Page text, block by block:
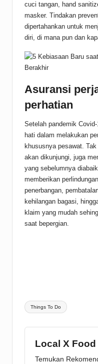
cuci tangan, hand
masker. Tindakan
dipertahankan untuk
diri, di mana pun dan
Asuransi
perhatian
Setelah pandemik
hati dalam melakukan
khususnya pesawat.
akan dikunjungi, juga
yang sebelumnya
memberikan
penerbangan,
kehilangan bagasi,
klaim yang mudah
saat bepergian.
Tags:
Things To Do
Local X Food
Temukan